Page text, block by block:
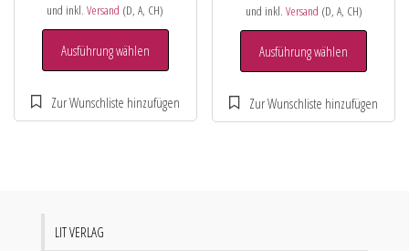
und inkl.Versand (D, A, CH)
Ausführung wählen
und inkl. Versand (D, A, CH)
Ausführung wählen
LIT VERLAG